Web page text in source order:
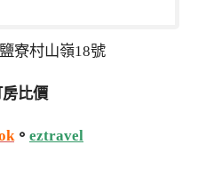
寮村山嶺18號
比價
。 eztravel